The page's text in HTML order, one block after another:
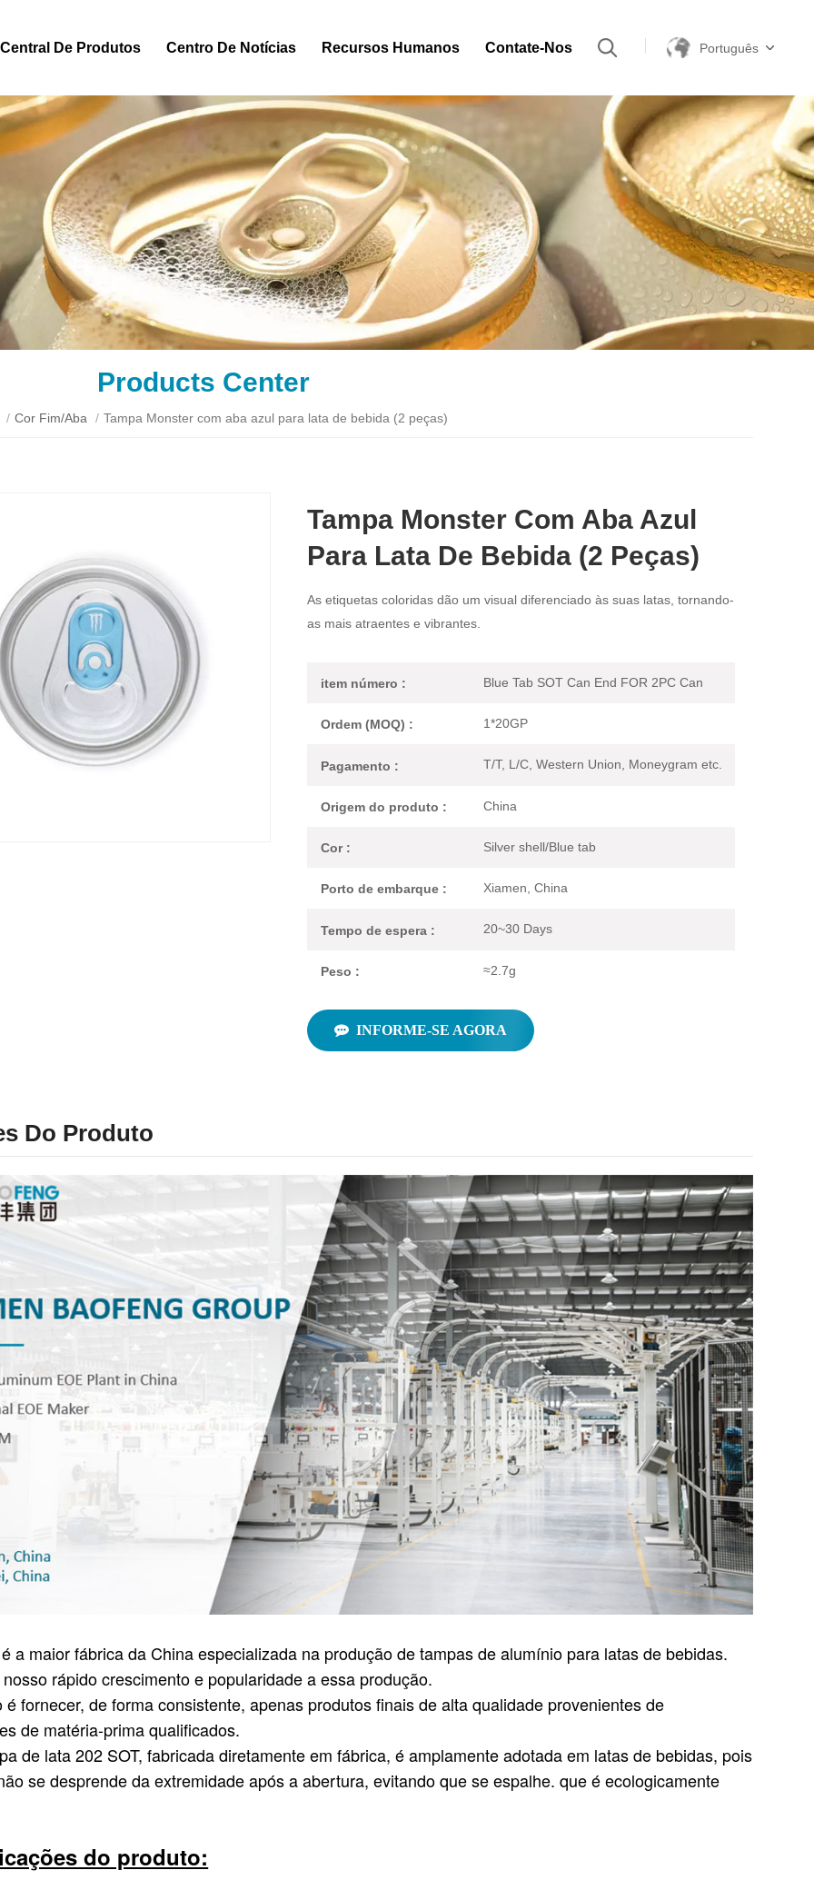
Central De Produtos Centro De Notícias Recursos Humanos Contate-Nos Português
Products Center
/ Cor Fim/Aba / Tampa Monster com aba azul para lata de bebida (2 peças)
Tampa Monster Com Aba Azul
Para Lata De Bebida (2 Peças)
As etiquetas coloridas dão um visual diferenciado às suas latas, tornando-
as mais atraentes e vibrantes.
item número : Blue Tab SOT Can End FOR 2PC Can
Ordem (MOQ) : 1*20GP
Pagamento : T/T, L/C, Western Union, Moneygram etc.
Origem do produto : China
Cor : Silver shell/Blue tab
Porto de embarque : Xiamen, China
Tempo de espera : 20~30 Days
Peso : ≈2.7g
INFORME-SE AGORA
Do Produto
a maior fábrica da China especializada na produção de tampas de alumínio para latas de bebidas.
rápido crescimento e popularidade a essa produção.
é fornecer, de forma consistente, apenas produtos finais de alta qualidade provenientes de
de matéria-prima qualificados.
de lata 202 SOT, fabricada diretamente em fábrica, é amplamente adotada em latas de bebidas, pois
se desprende da extremidade após a abertura, evitando que se espalhe.que é ecologicamente
do produto: